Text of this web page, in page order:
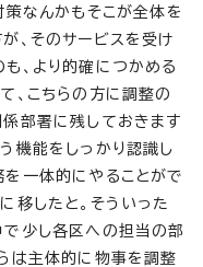
策なんかもそこが全体を
、そのサービスを受け
、より的確につかめる
、こちらの方に調整の
部署に残しておきます
機能をしっかり認識し
一体的にやることがで
移したと。そういった
少し各区への担当の部
は主体的に物事を調整